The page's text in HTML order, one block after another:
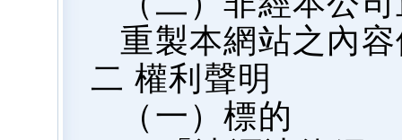
重製本網站之內
二 權利聲明
（一）標的